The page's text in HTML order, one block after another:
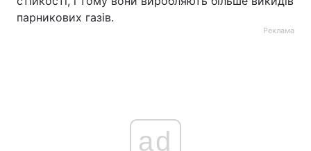
парникових газів.
Реклама
ad